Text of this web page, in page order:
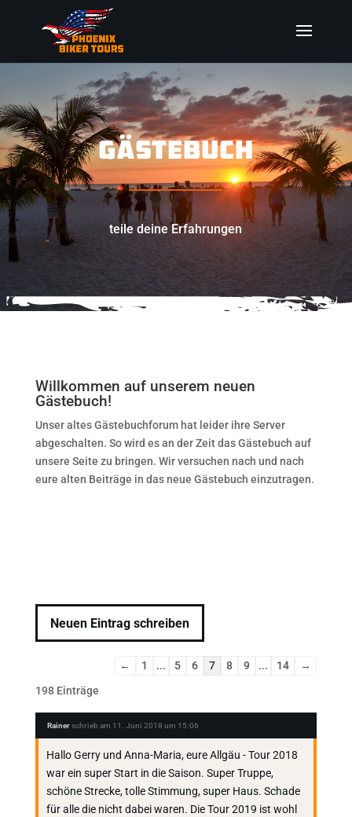
GÄSTEBUCH
_________________
teile deine Erfahrungen
Willkommen auf unserem neuen
Gästebuch!
Unser altes Gästebuchforum hat leider ihre Server
abgeschalten. So wird es an der Zeit das Gästebuch auf
unsere Seite zu bringen. Wir versuchen nach und nach
eure alten Beiträge in das neue Gästebuch einzutragen.
Navigation
← 1 ... 5 6 7 8 9 ... 14
→
198 Einträge
Rainerschrieb am 11. Juni 2018 um 15:06
Hallo Gerry und Anna-Maria, eure Allgäu - Tour 2018
war ein super Start in die Saison. Super Truppe,
schöne Strecke, tolle Stimmung, super Haus. Schade
für alle die nicht dabei waren. Die Tour 2019 ist wohl